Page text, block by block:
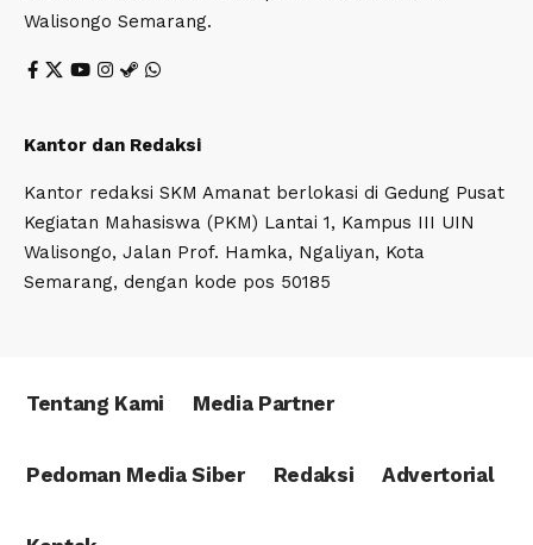
Walisongo Semarang.
Kantor dan Redaksi
Kantor redaksi SKM Amanat berlokasi di Gedung Pusat
Kegiatan Mahasiswa (PKM) Lantai 1, Kampus III UIN
Walisongo, Jalan Prof. Hamka, Ngaliyan, Kota
Semarang, dengan kode pos 50185
Tentang Kami Media Partner
Pedoman Media Siber Redaksi Advertorial